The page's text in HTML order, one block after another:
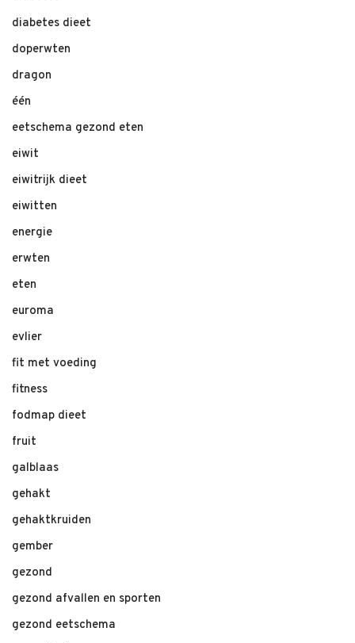
diabetes dieet
doperwten
dragon
één
eetschema gezond eten
eiwit
eiwitrijk dieet
eiwitten
energie
erwten
eten
euroma
evlier
fit met voeding
fitness
fodmap dieet
fruit
galblaas
gehakt
gehaktkruiden
gember
gezond
gezond afvallen en sporten
gezond eetschema